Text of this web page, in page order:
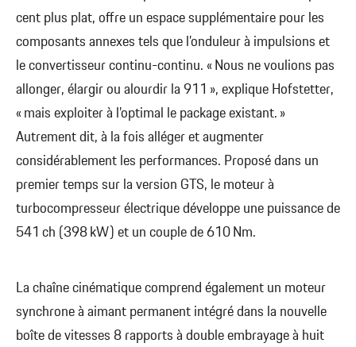
cent plus plat, offre un espace supplémentaire pour les
composants annexes tels que l’onduleur à impulsions et
le convertisseur continu-continu. « Nous ne voulions pas
allonger, élargir ou alourdir la 911 », explique Hofstetter,
« mais exploiter à l’optimal le package existant. »
Autrement dit, à la fois alléger et augmenter
considérablement les performances. Proposé dans un
premier temps sur la version GTS, le moteur à
turbocompresseur électrique développe une puissance de
541 ch (398 kW) et un couple de 610 Nm.
La chaîne cinématique comprend également un moteur
synchrone à aimant permanent intégré dans la nouvelle
boîte de vitesses 8 rapports à double embrayage à huit